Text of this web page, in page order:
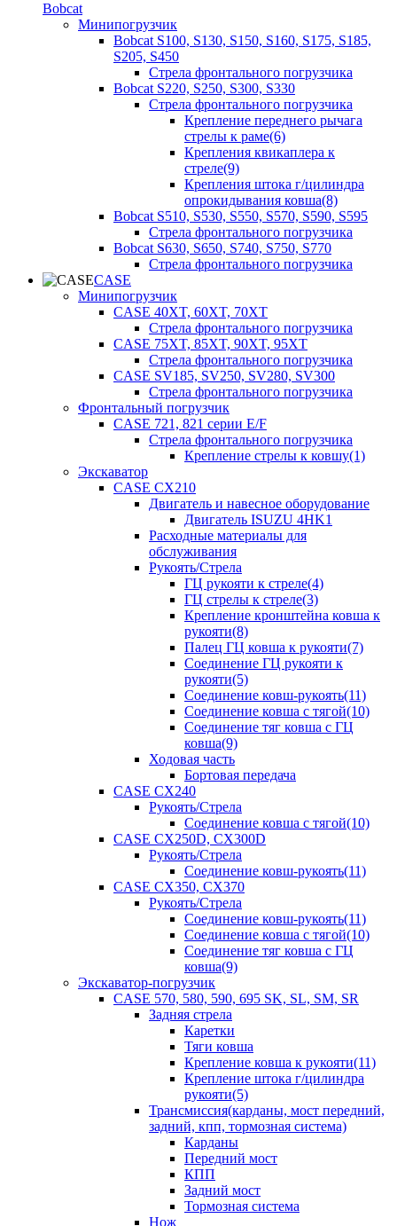
Bobcat
Минипогрузчик
Bobcat S100, S130, S150, S160, S175, S185,
S205, S450
Стрела фронтального погрузчика
Bobcat S220, S250, S300, S330
Стрела фронтального погрузчика
Крепление переднего рычага
стрелы к раме(6)
Крепления квикаплера к
стреле(9)
Крепления штока г/цилиндра
опрокидывания ковша(8)
Bobcat S510, S530, S550, S570, S590, S595
Стрела фронтального погрузчика
Bobcat S630, S650, S740, S750, S770
Стрела фронтального погрузчика
CASE
Минипогрузчик
CASE 40XT, 60XT, 70XT
Стрела фронтального погрузчика
CASE 75XT, 85XT, 90XT, 95XT
Стрела фронтального погрузчика
CASE SV185, SV250, SV280, SV300
Стрела фронтального погрузчика
Фронтальный погрузчик
CASE 721, 821 серии E/F
Стрела фронтального погрузчика
Крепление стрелы к ковшу(1)
Экскаватор
CASE CX210
Двигатель и навесное оборудование
Двигатель ISUZU 4HK1
Расходные материалы для
обслуживания
Рукоять/Стрела
ГЦ рукояти к стреле(4)
ГЦ стрелы к стреле(3)
Крепление кронштейна ковша к
рукояти(8)
Палец ГЦ ковша к рукояти(7)
Соединение ГЦ рукояти к
рукояти(5)
Соединение ковш-рукоять(11)
Соединение ковша с тягой(10)
Соединение тяг ковша с ГЦ
ковша(9)
Ходовая часть
Бортовая передача
CASE CX240
Рукоять/Стрела
Соединение ковша с тягой(10)
CASE CX250D, CX300D
Рукоять/Стрела
Соединение ковш-рукоять(11)
CASE CX350, CX370
Рукоять/Стрела
Соединение ковш-рукоять(11)
Соединение ковша с тягой(10)
Соединение тяг ковша с ГЦ
ковша(9)
Экскаватор-погрузчик
CASE 570, 580, 590, 695 SK, SL, SM, SR
Задняя стрела
Каретки
Тяги ковша
Крепление ковша к рукояти(11)
Крепление штока г/цилиндра
рукояти(5)
Трансмиссия(карданы, мост передний,
задний, кпп, тормозная система)
Карданы
Передний мост
КПП
Задний мост
Тормозная система
Нож